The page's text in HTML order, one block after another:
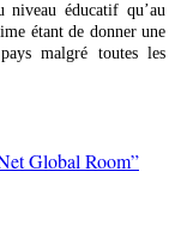
niveau éducatif qu’au
étant de donner une
malgré toutes les
Global Room”